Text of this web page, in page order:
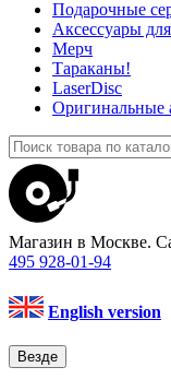
Подарочные
Аксессуары
Мерч
Тараканы!
LaserDisc
Оригинальные
Магазин в Москве.
495 928-01-94
English version
Везде